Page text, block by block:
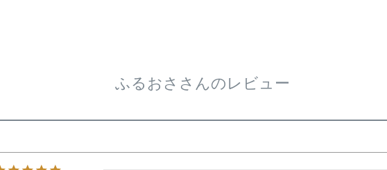
その他フルーツ
頒布会
オーダーメイドフルーツセット
お歳暮
鰹のたたき
お酒
ふるおささんのレビュー